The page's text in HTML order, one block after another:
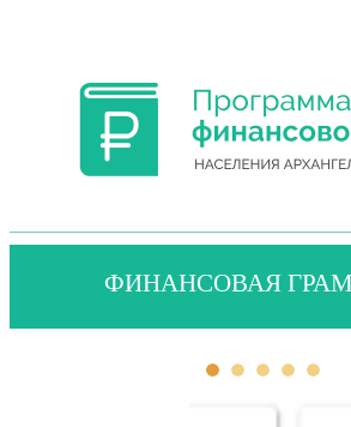
ФИНАНСОВАЯ